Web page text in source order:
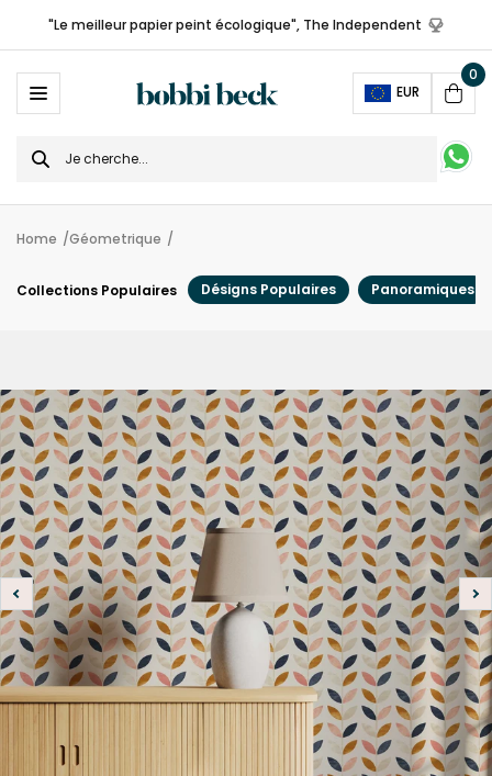
"Le meilleur papier peint écologique", The Independent
EUR
Cart
0
Search
for
Home Géometrique
Collections Populaires Désigns Populaires Panoramiques